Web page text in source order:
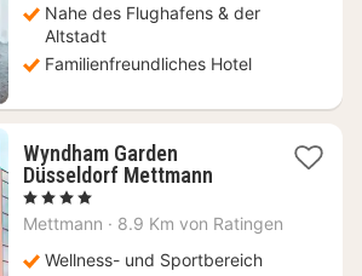
Nahe des Flughafens & der
Altstadt
Familienfreundliches Hotel
Wyndham Garden
Düsseldorf Mettmann2
ab
€
, 4 Sterne
Mettmann · 8.9 Km von Ratingen
Wellness- und Sportbereich